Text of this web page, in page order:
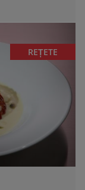
REȚETE